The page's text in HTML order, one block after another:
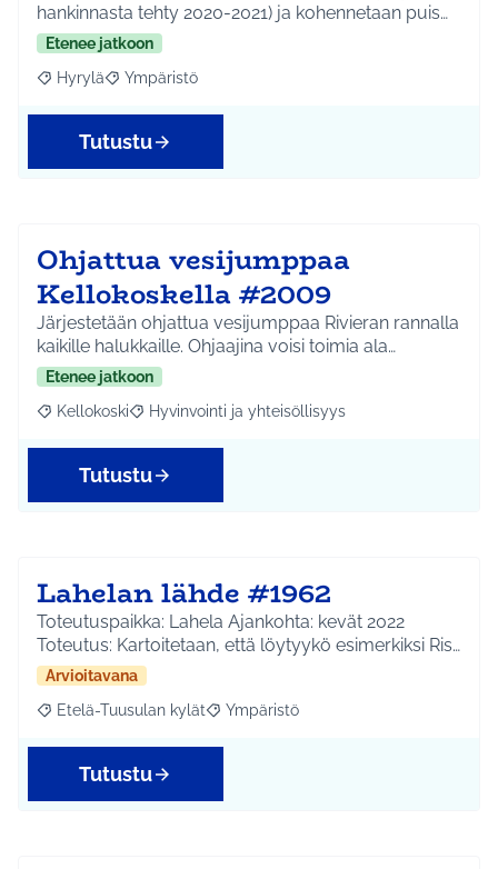
hankinnasta tehty 2020-2021) ja kohennetaan puis…
Etenee jatkoon
Rajaa tulokset aihepiirin mukaan: Hyrylä
Hyrylä Rajaa tulokset teeman mukaan: Ympäristö
Ympäristö
Tutustu
Ohjattua vesijumppaa
Kellokoskella #2009
Järjestetään ohjattua vesijumppaa Rivieran rannalla
kaikille halukkaille. Ohjaajina voisi toimia ala…
Etenee jatkoon
Rajaa tulokset aihepiirin mukaan: Kellokoski
Kellokoski Rajaa tulokset teeman mukaan: Hyvinvointi ja
Hyvinvointi ja yhteisöllisyys
Tutustu
Lahelan lähde #1962
Toteutuspaikka: Lahela Ajankohta: kevät 2022
Toteutus: Kartoitetaan, että löytyykö esimerkiksi Ris…
Arvioitavana
Rajaa tulokset aihepiirin mukaan: Etelä-Tuusulan kylät
Etelä-Tuusulan kylät Rajaa tulokset teeman mukaan:
Ympäristö
Tutustu